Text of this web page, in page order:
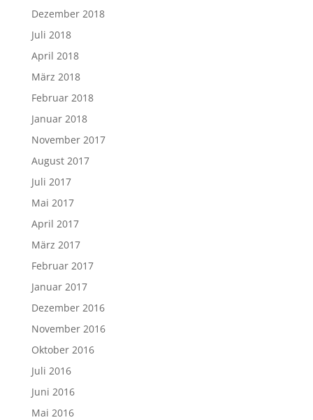
Dezember 2018
Juli 2018
April 2018
März 2018
Februar 2018
Januar 2018
November 2017
August 2017
Juli 2017
Mai 2017
April 2017
März 2017
Februar 2017
Januar 2017
Dezember 2016
November 2016
Oktober 2016
Juli 2016
Juni 2016
Mai 2016